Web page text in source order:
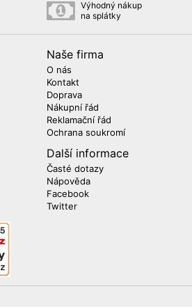
Výhodný nákup
na splátky
Naše firma
O nás
Kontakt
Doprava
Nákupní řád
Reklamační řád
Ochrana soukromí
Další informace
Časté dotazy
Nápověda
Facebook
Twitter